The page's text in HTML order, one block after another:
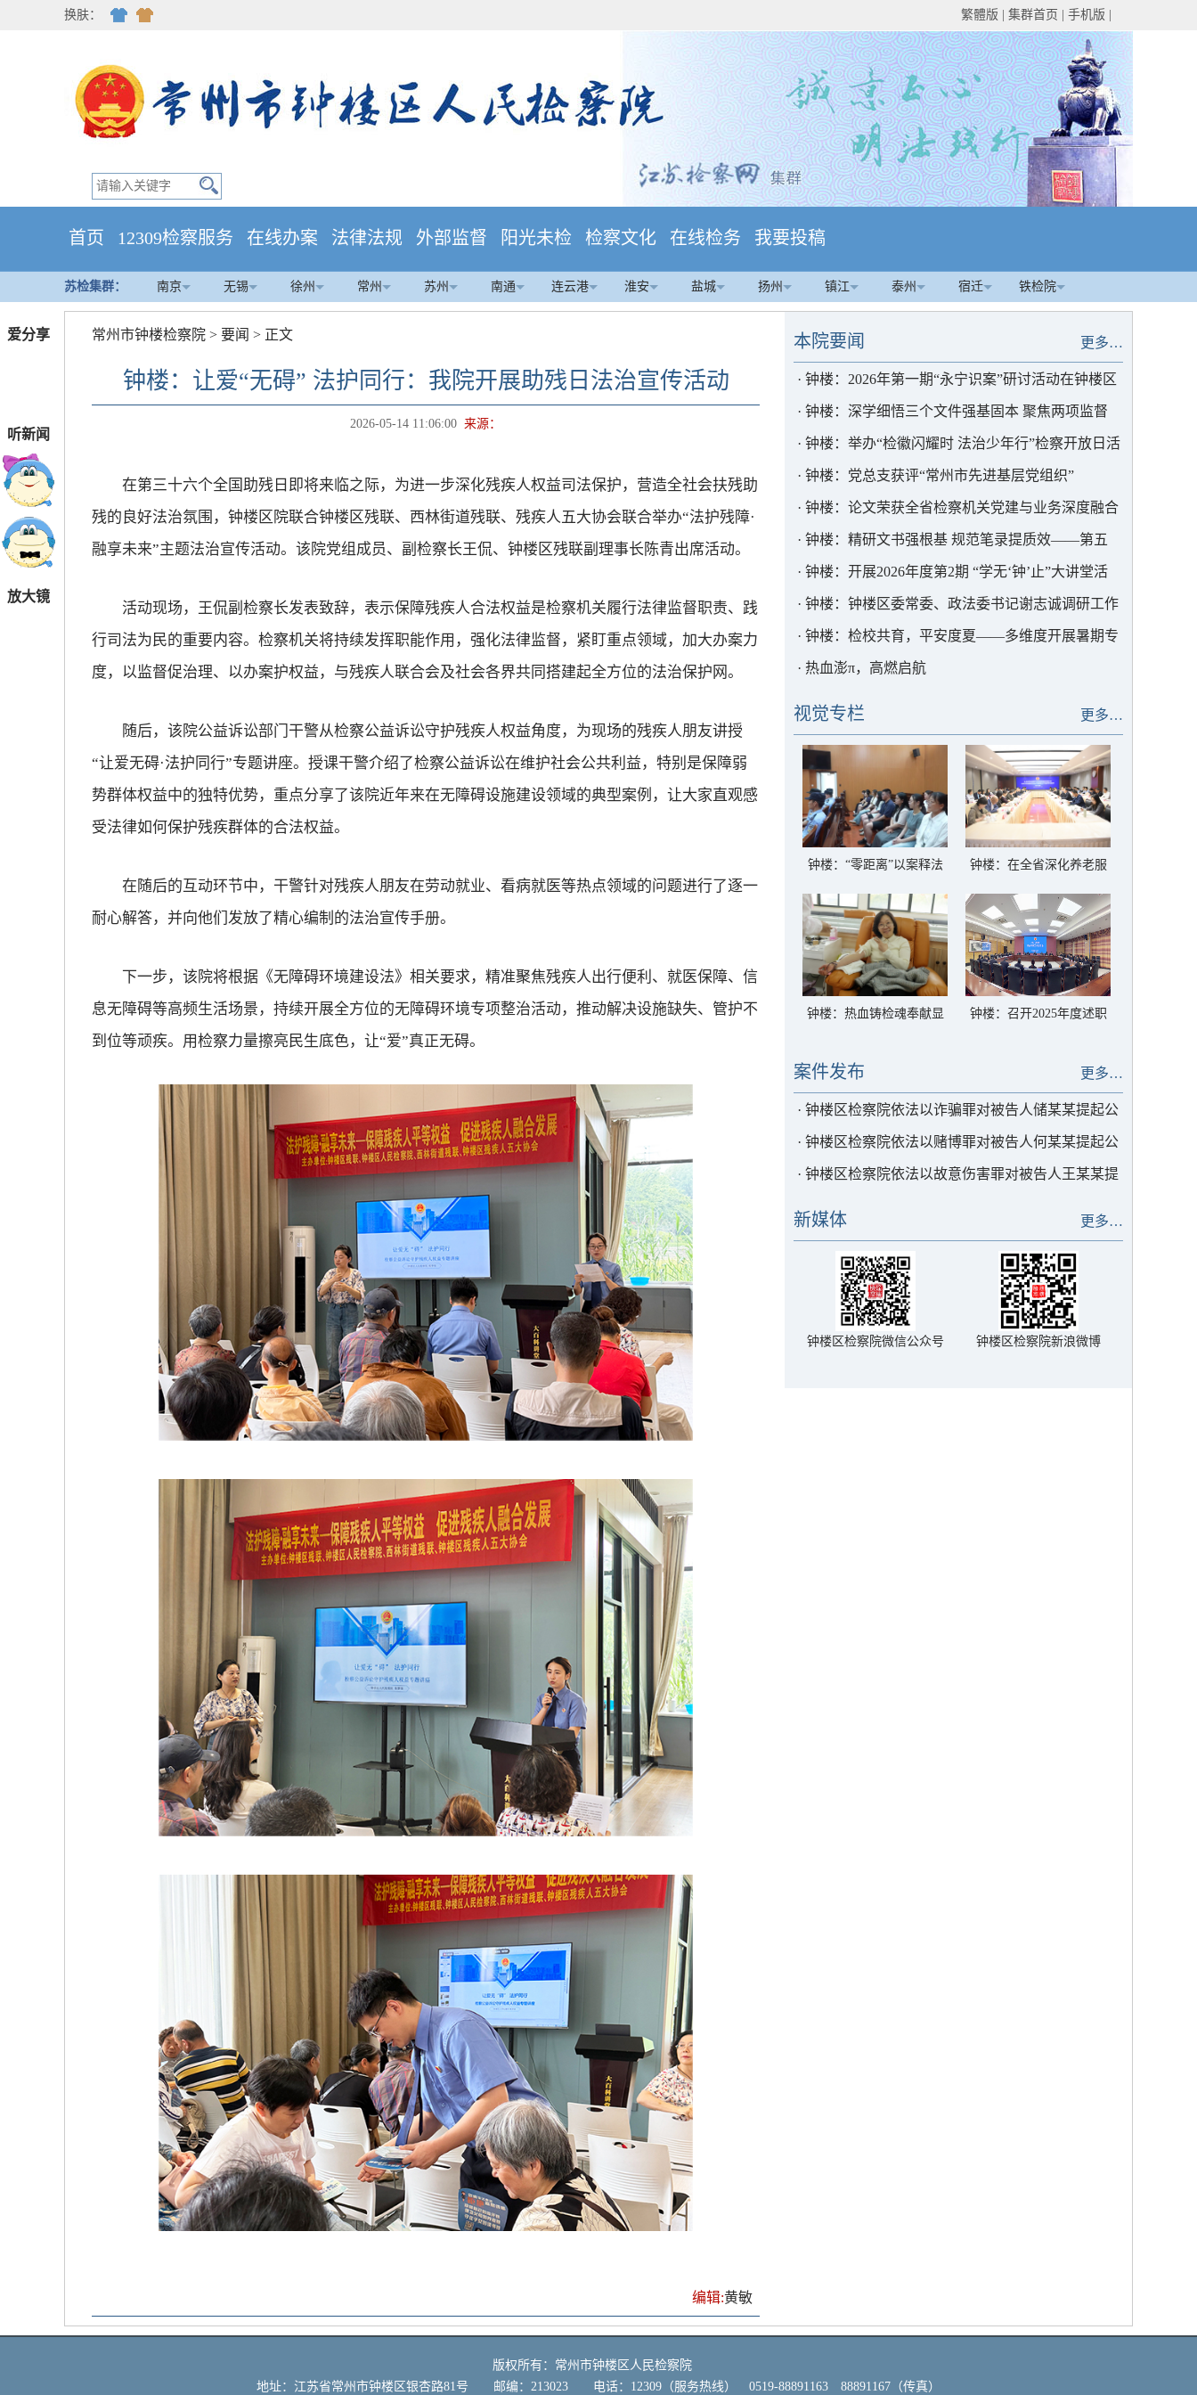
爱分享
听新闻
放大镜
换肤： 繁體版 集群首页 手机版
首页 12309检察服务 在线办案 法律法规 外部监督 阳光未检 检察文化 在线检务 我要投稿
苏检集群： 南京 无锡 徐州 常州 苏州 南通 连云港 淮安 盐城 扬州 镇江 泰州 宿迁 铁检院
常州市钟楼检察院 > 要闻 > 正文
钟楼：让爱“无碍” 法护同行：我院开展助残日法治宣传活动
2026-05-14 11:06:00 来源：
在第三十六个全国助残日即将来临之际，为进一步深化残疾人权益司法保护，营造全社会扶残助
残的良好法治氛围，钟楼区院联合钟楼区残联、西林街道残联、残疾人五大协会联合举办“法护残障·
融享未来”主题法治宣传活动。该院党组成员、副检察长王侃、钟楼区残联副理事长陈青出席活动。
活动现场，王侃副检察长发表致辞，表示保障残疾人合法权益是检察机关履行法律监督职责、践
行司法为民的重要内容。检察机关将持续发挥职能作用，强化法律监督，紧盯重点领域，加大办案力
度，以监督促治理、以办案护权益，与残疾人联合会及社会各界共同搭建起全方位的法治保护网。
随后，该院公益诉讼部门干警从检察公益诉讼守护残疾人权益角度，为现场的残疾人朋友讲授
“让爱无碍·法护同行”专题讲座。授课干警介绍了检察公益诉讼在维护社会公共利益，特别是保障弱
势群体权益中的独特优势，重点分享了该院近年来在无障碍设施建设领域的典型案例，让大家直观感
受法律如何保护残疾群体的合法权益。
在随后的互动环节中，干警针对残疾人朋友在劳动就业、看病就医等热点领域的问题进行了逐一
耐心解答，并向他们发放了精心编制的法治宣传手册。
下一步，该院将根据《无障碍环境建设法》相关要求，精准聚焦残疾人出行便利、就医保障、信
息无障碍等高频生活场景，持续开展全方位的无障碍环境专项整治活动，推动解决设施缺失、管护不
到位等顽疾。用检察力量擦亮民生底色，让“爱”真正无碍。
编辑:黄敏
更多…
本院要闻
· 钟楼：2026年第一期“永宁识案”研讨活动在钟楼区
院举行
· 钟楼：深学细悟三个文件强基固本 聚焦两项监督
核查精准发力
· 钟楼：举办“检徽闪耀时 法治少年行”检察开放日活
动
· 钟楼：党总支获评“常州市先进基层党组织”
· 钟楼：论文荣获全省检察机关党建与业务深度融合
主题征文三等奖
· 钟楼：精研文书强根基 规范笔录提质效——第五
检察部开展办案核心技能专题培训
· 钟楼：开展2026年度第2期 “学无‘钟’止”大讲堂活
动
· 钟楼：钟楼区委常委、政法委书记谢志诚调研工作
· 钟楼：检校共育，平安度夏——多维度开展暑期专
题普法活动
· 热血澎π，高燃启航
更多…
视觉专栏
钟楼：“零距离”以案释法
钟楼：在全省深化养老服
会上交流发言
钟楼：热血铸检魂奉献显
钟楼：召开2025年度述职
更多…
案件发布
· 钟楼区检察院依法以诈骗罪对被告人储某某提起公
诉
· 钟楼区检察院依法以赌博罪对被告人何某某提起公
诉
· 钟楼区检察院依法以故意伤害罪对被告人王某某提
更多…
新媒体
钟楼区检察院微信公众号 钟楼区检察院新浪微博
版权所有：常州市钟楼区人民检察院
地址：江苏省常州市钟楼区银杏路81号 邮编：213023 电话：12309（服务热线） 0519-88891163 88891167（传真）